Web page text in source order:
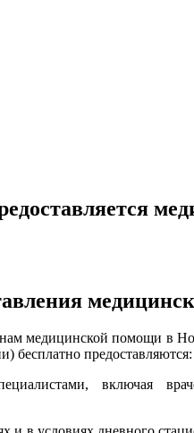
медицинской помощи в
бесплатно предоставляются:
включая